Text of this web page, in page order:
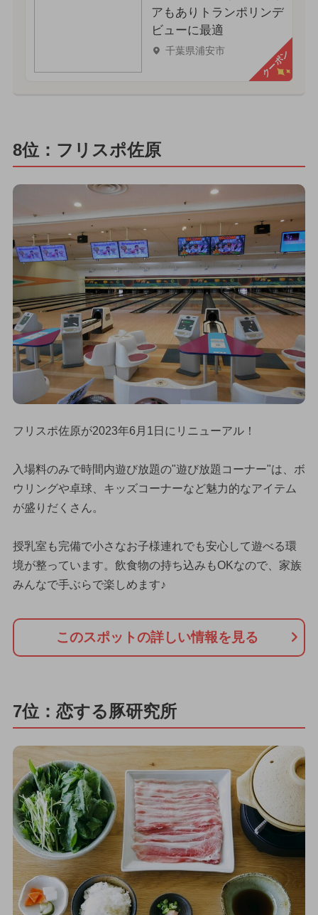
アもありトランポリンデ
ビューに最適
千葉県浦安市 クーポン
8位：フリスポ佐原
フリスポ佐原が2023年6月1日にリニューアル！
入場料のみで時間内遊び放題の"遊び放題コーナー"は、ボ
ウリングや卓球、キッズコーナーなど魅力的なアイテム
が盛りだくさん。
授乳室も完備で小さなお子様連れでも安心して遊べる環
境が整っています。飲食物の持ち込みもOKなので、家族
みんなで手ぶらで楽しめます♪
このスポットの詳しい情報を見る
7位：恋する豚研究所